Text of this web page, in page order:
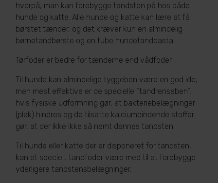
hvorpå, man kan forebygge tandsten på hos både
hunde og katte. Alle hunde og katte kan lære at få
børstet tænder, og det kræver kun en almindelig
børnetandbørste og en tube hundetandpasta.
Tørfoder er bedre for tænderne end vådfoder.
Til hunde kan almindelige tyggeben være en god ide,
men mest effektive er de specielle ”tandrenseben”,
hvis fysiske udformning gør, at bakteriebelægninger
(plak) hindres og de tilsatte kalciumbindende stoffer
gør, at der ikke ikke så nemt dannes tandsten.
Til hunde eller katte der er disponeret for tandsten,
kan et specielt tandfoder være med til at forebygge
yderligere tandstensbelægninger.